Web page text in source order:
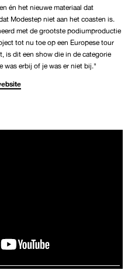
én het nieuwe materiaal dat
Modestep niet aan het coasten is.
met de grootste podiumproductie
tot nu toe op een Europese tour
is dit een show die in de categorie
was erbij of je was er niet bij."